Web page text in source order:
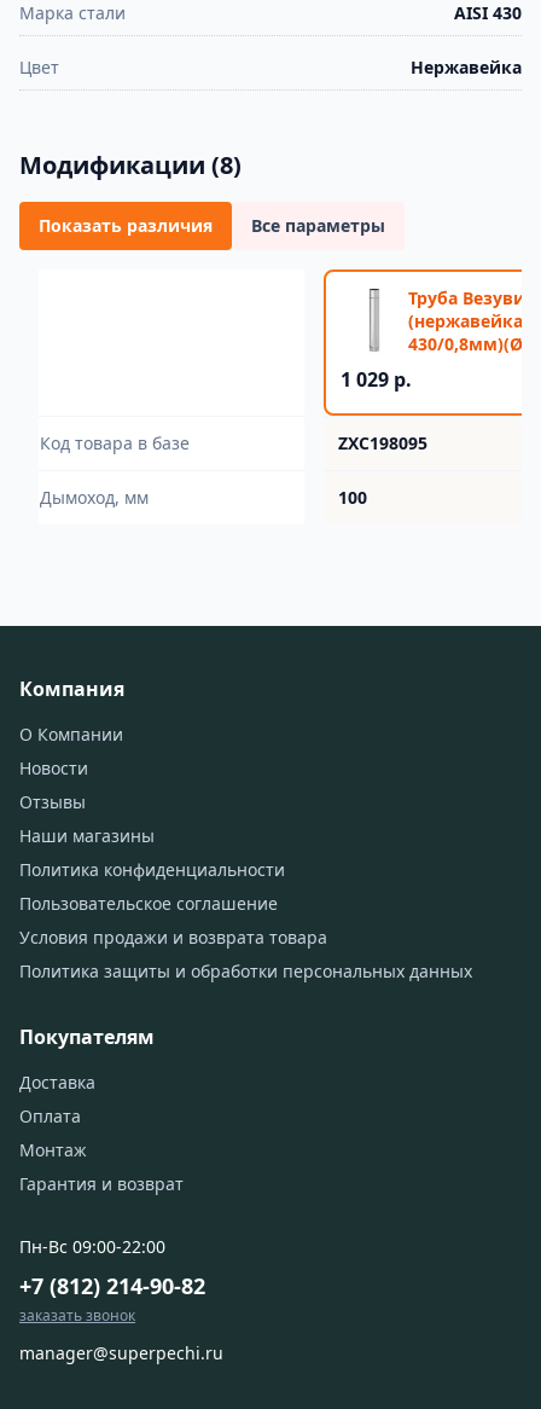
Марка стали AISI 430
Цвет Нержавейка
Модификации (8)
Показать различия Все параметры
Труба
(нержавейка,
430/0,8мм)(Ø
1 029 р.
Код товара в базе ZXC198095
Дымоход, мм 100
Компания
О Компании
Новости
Отзывы
Наши магазины
Политика конфиденциальности
Пользовательское соглашение
Условия продажи и возврата товара
Политика защиты и обработки персональных данных
Покупателям
Доставка
Оплата
Монтаж
Гарантия и возврат
Пн-Вс 09:00-22:00
+7 (812) 214-90-82
заказать звонок
manager@superpechi.ru